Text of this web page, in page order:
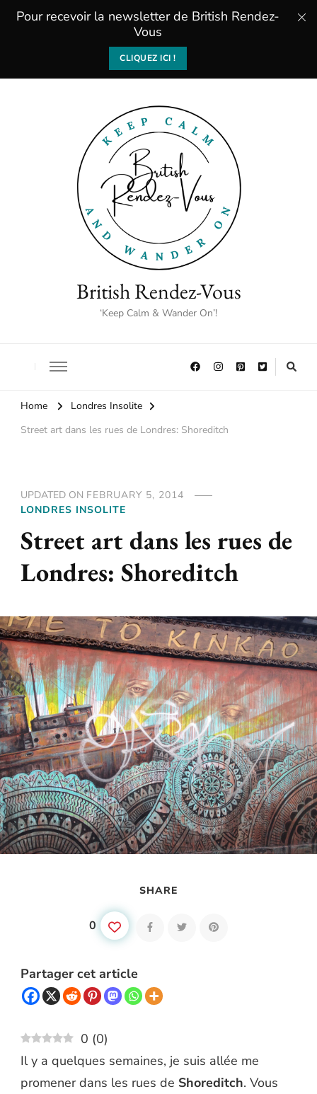
Pour recevoir la newsletter de British Rendez-
Vous
CLIQUEZ ICI !
British Rendez-Vous
‘Keep Calm & Wander On’!
Home
Londres Insolite
Street art dans les rues de Londres: Shoreditch
UPDATED ON FEBRUARY 5, 2014
LONDRES INSOLITE
Street art dans les rues de
Londres: Shoreditch
SHARE
0
Partager cet article
0 (0)
Il y a quelques semaines, je suis allée me
promener dans les rues de Shoreditch. Vous